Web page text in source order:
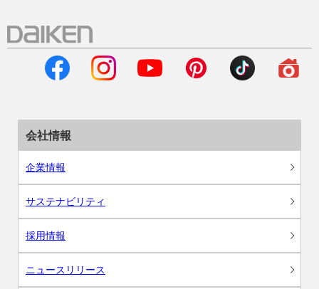
会社情報
企業情報
サステナビリティ
採用情報
ニュースリリース